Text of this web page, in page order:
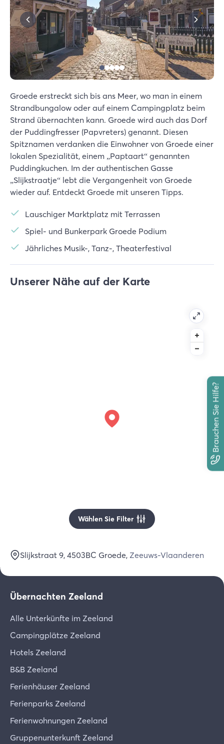
Brauchen Sie Hilfe?
Groede erstreckt sich bis ans Meer, wo man in einem
Strandbungalow oder auf einem Campingplatz beim
Strand übernachten kann. Groede wird auch das Dorf
der Puddingfresser (Papvreters) genannt. Diesen
Spitznamen verdanken die Einwohner von Groede einer
lokalen Spezialität, einem „Paptaart“ genannten
Puddingkuchen. Im der authentischen Gasse
„Slijkstraatje“ lebt die Vergangenheit von Groede
wieder auf. Entdeckt Groede mit unseren Tipps.
Lauschiger Marktplatz mit Terrassen
Spiel- und Bunkerpark Groede Podium
Jährliches Musik-, Tanz-, Theaterfestival
Unserer Nähe auf der Karte
Wählen Sie Filter
Slijkstraat 9, 4503BC Groede, Zeeuws-Vlaanderen
Übernachten Zeeland
Alle Unterkünfte im Zeeland
Campingplätze Zeeland
Hotels Zeeland
B&B Zeeland
Ferienhäuser Zeeland
Ferienparks Zeeland
Ferienwohnungen Zeeland
Gruppenunterkunft Zeeland